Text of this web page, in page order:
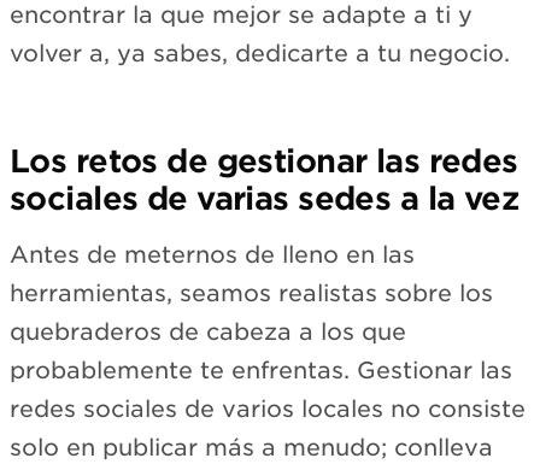
encontrar la que mejor se adapte a ti y
volver a, ya sabes, dedicarte a tu negocio.
Los retos de gestionar las redes
sociales de varias sedes a la vez
Antes de meternos de lleno en las
herramientas, seamos realistas sobre los
quebraderos de cabeza a los que
probablemente te enfrentas. Gestionar las
redes sociales de varios locales no consiste
solo en publicar más a menudo; conlleva